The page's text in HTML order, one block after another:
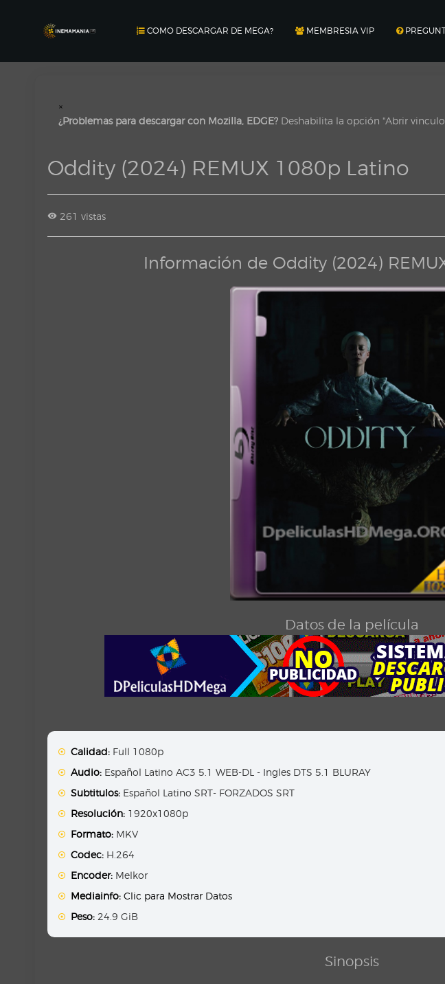
COMO DESCARGAR DE MEGA? MEMBRESIA VIP
×
¿Problemas para descargar con Mozilla, EDGE? Deshabilita la opción "Abrir
Oddity (2024) REMUX 1080p Latino
261 vistas
Información de Oddity (2024)
Datos de la película
Calidad: Full 1080p
Audio: Español Latino AC3 5.1 WEB-DL - Ingles DTS 5.1 BLURAY
Subtitulos: Español Latino SRT- FORZADOS SRT
Resolución: 1920x1080p
Formato: MKV
Codec: H.264
Encoder: Melkor
Mediainfo: Clic para Mostrar Datos
Peso: 24.9 GiB
Sinopsis